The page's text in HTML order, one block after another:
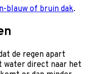
blauw of bruin dak.
de regen apart
water direct naar het